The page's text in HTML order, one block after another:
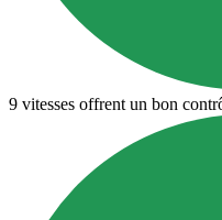
9 vitesses offrent un bon